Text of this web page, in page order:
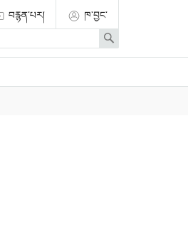
བརྙན་པར།
ཁ་བྱང་
Search